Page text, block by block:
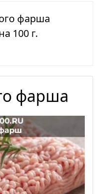
фарша
100 г.
фарша